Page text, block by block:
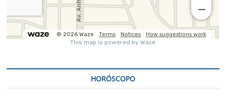
HORÓSCOPO